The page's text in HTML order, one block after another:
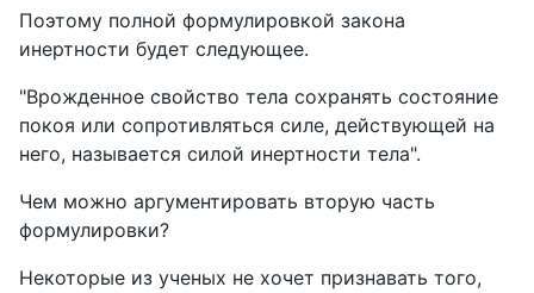
Поэтому полной формулировкой закона
инертности будет следующее.
"Врожденное свойство тела сохранять состояние
покоя или сопротивляться силе, действующей на
него, называется силой инертности тела".
Чем можно аргументировать вторую часть
формулировки?
Некоторые из ученых не хочет признавать того,